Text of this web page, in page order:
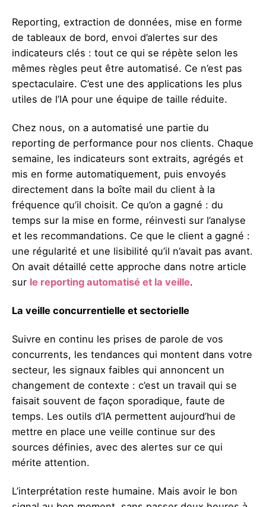
Reporting, extraction de données, mise en forme
de tableaux de bord, envoi d’alertes sur des
indicateurs clés : tout ce qui se répète selon les
mêmes règles peut être automatisé. Ce n’est pas
spectaculaire. C’est une des applications les plus
utiles de l’IA pour une équipe de taille réduite.
Chez nous, on a automatisé une partie du
reporting de performance pour nos clients. Chaque
semaine, les indicateurs sont extraits, agrégés et
mis en forme automatiquement, puis envoyés
directement dans la boîte mail du client à la
fréquence qu’il choisit. Ce qu’on a gagné : du
temps sur la mise en forme, réinvesti sur l’analyse
et les recommandations. Ce que le client a gagné :
une régularité et une lisibilité qu’il n’avait pas avant.
On avait détaillé cette approche dans notre article
sur le reporting automatisé et la veille.
La veille concurrentielle et sectorielle
Suivre en continu les prises de parole de vos
concurrents, les tendances qui montent dans votre
secteur, les signaux faibles qui annoncent un
changement de contexte : c’est un travail qui se
faisait souvent de façon sporadique, faute de
temps. Les outils d’IA permettent aujourd’hui de
mettre en place une veille continue sur des
sources définies, avec des alertes sur ce qui
mérite attention.
L’interprétation reste humaine. Mais avoir le bon